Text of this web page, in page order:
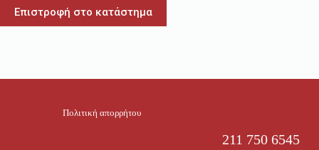
Επιστροφή στο κατάστημα
Πολιτική απορρήτου
211 750 6545